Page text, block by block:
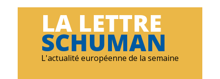
LA LETTRE
SCHUMAN
L'actualité européenne de la semaine